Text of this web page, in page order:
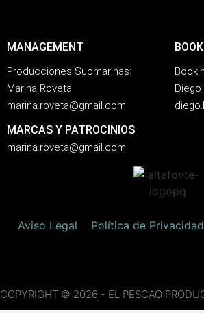
MANAGEMENT
Producciones Submarinas:
Marina Roveta
marina.roveta@gmail.com
MARCAS Y PATROCINIOS
marina.roveta@gmail.com
Aviso Legal Política de Privacidad
COPYRIGHT © 2026 - EL PESCAO